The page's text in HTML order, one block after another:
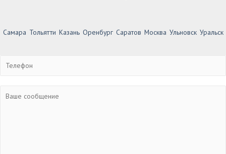
Самара Тольятти Казань Оренбург Саратов Москва Ульновск Уральск